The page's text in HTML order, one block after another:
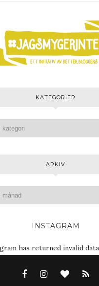
KATEGORIER
ARKIV
INSTAGRAM
has returned invalid